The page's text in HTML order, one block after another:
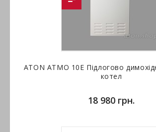
ATON ATMO 10Е Підлогово
котел
18 980 грн.